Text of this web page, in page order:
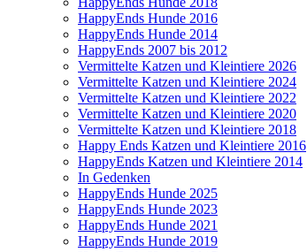
HappyEnds Hunde 2016
HappyEnds Hunde 2014
HappyEnds 2007 bis 2012
Vermittelte Katzen und Kleintiere 2026
Vermittelte Katzen und Kleintiere 2024
Vermittelte Katzen und Kleintiere 2022
Vermittelte Katzen und Kleintiere 2020
Vermittelte Katzen und Kleintiere 2018
Happy Ends Katzen und Kleintiere 2016
HappyEnds Katzen und Kleintiere 2014
In Gedenken
HappyEnds Hunde 2025
HappyEnds Hunde 2023
HappyEnds Hunde 2021
HappyEnds Hunde 2019